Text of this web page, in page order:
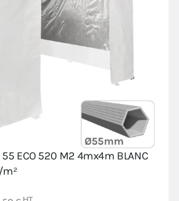
ECO 520 M2 4mx4m BLANC
m²
HT